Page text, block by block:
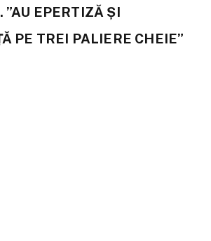
”AU EPERTIZĂ ȘI
PE TREI PALIERE CHEIE”